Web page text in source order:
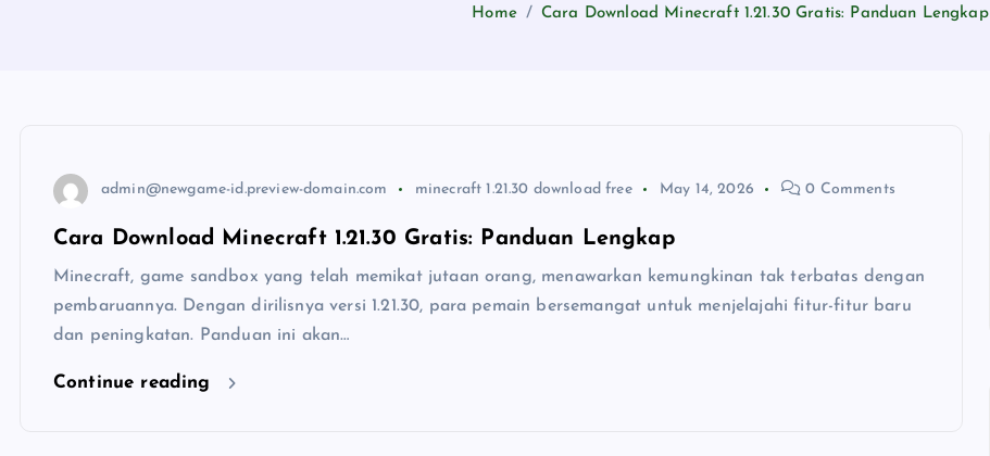
Home Cara Download Minecraft 1.21.30 Gratis: Panduan Lengkap
admin@newgame-id.preview-domain.com minecraft 1.21.30 download free May 14, 2026 0 Comments
Cara Download Minecraft 1.21.30 Gratis: Panduan Lengkap
Minecraft, game sandbox yang telah memikat jutaan orang, menawarkan kemungkinan tak terbatas dengan
pembaruannya. Dengan dirilisnya versi 1.21.30, para pemain bersemangat untuk menjelajahi fitur-fitur baru
dan peningkatan. Panduan ini akan…
Continue reading